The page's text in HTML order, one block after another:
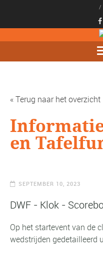
/
« Terug naar het overzicht
en
SEPTEMBER 10, 2023
DWF - Klok -
Op het startevent van de
wedstrijden gedetailleerd